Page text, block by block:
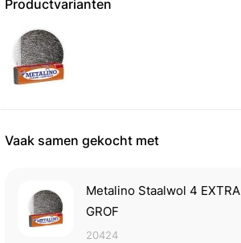
Productvarianten
Vaak samen gekocht met
Metalino Staalwol 4 EXTRA
GROF
20424